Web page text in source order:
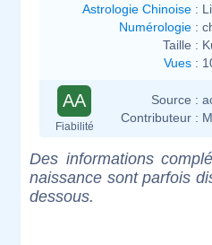
Astrologie Chinoise :
Numérologie :
Taille :
Vues :
AA
Fiabilité
Source :
Contributeur :
Des informations
naissance sont parfois
dessous.